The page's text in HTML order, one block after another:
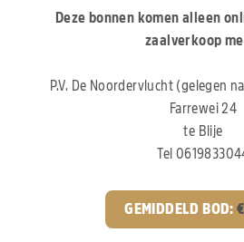
Deze bonnen komen alleen
zaalverkoop
P.V. De Noordervlucht (gelegen
Farrewei 24
te Blije
Tel
GEMIDDELD BOD:€